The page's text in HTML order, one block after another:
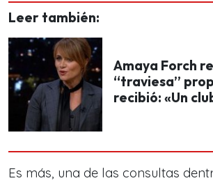
Leer también:
Amaya Forch
“traviesa”
recibió: «Un
Es más, una de las consultas